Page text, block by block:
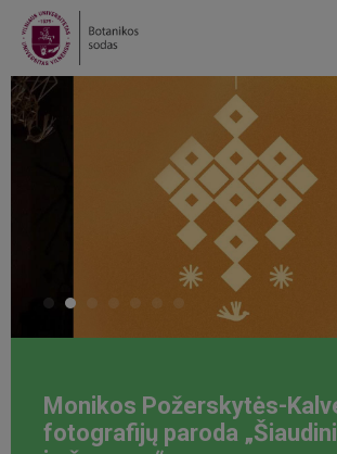
Monikos Požerskytės-
fotografijų paroda